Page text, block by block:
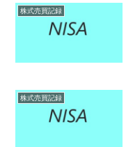
株式売買記録
株式売買記録